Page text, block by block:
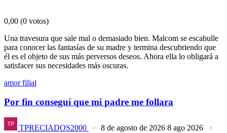
0,00 (0 votos)
Una travesura que sale mal o demasiado bien. Malcom se escabulle
para conocer las fantasías de su madre y termina descubriendo que
él es el objeto de sus más perversos deseos. Ahora ella lo obligará a
satisfacer sus necesidades más oscuras.
amor filial
Por fin conseguí que mi padre me follara
TPRECIADOS2000 8 de agosto de 2026 8 ago 2026